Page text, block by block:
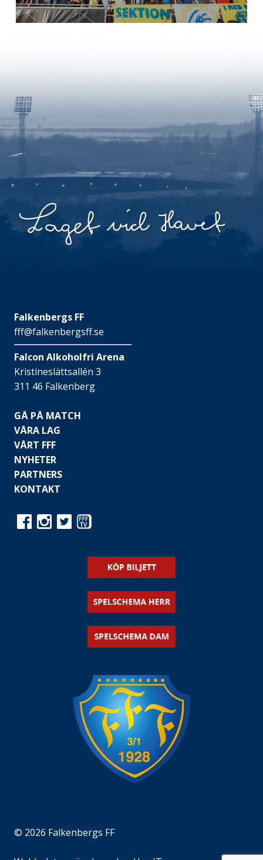
Falkenbergs FF
fff@falkenbergsff.se
Falcon Alkoholfri Arena
Kristineslättsallén 3
311 46 Falkenberg
GÅ PÅ MATCH
VÅRA LAG
VÅRT FFF
NYHETER
PARTNERS
KONTAKT
© 2026 Falkenbergs FF